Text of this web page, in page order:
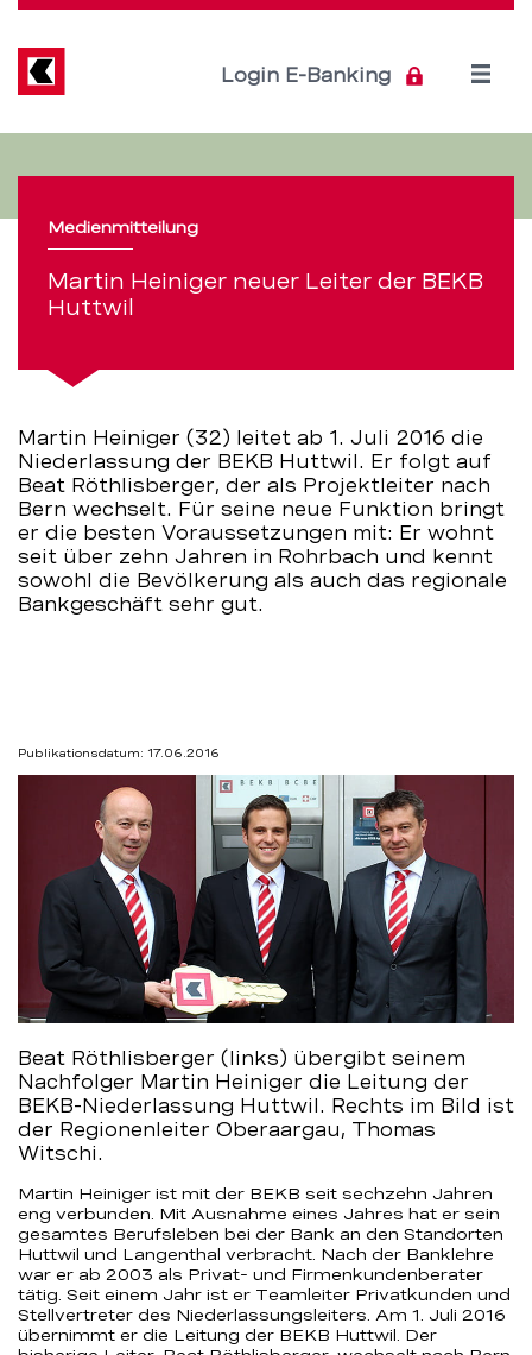
Heiniger
neuer
Leiter
der
BEKB
Huttwil
–
BEKB
Direkt
Inhalt
Login E-Banking
Open
Medienmitteilung
Martin Heiniger neuer Leiter der BEKB
Huttwil
Martin Heiniger (32) leitet ab 1. Juli 2016 die
Niederlassung der BEKB Huttwil. Er folgt auf
Beat Röthlisberger, der als Projektleiter nach
Bern wechselt. Für seine neue Funktion bringt
er die besten Voraussetzungen mit: Er wohnt
seit über zehn Jahren in Rohrbach und kennt
sowohl die Bevölkerung als auch das regionale
Bankgeschäft sehr gut.
Publikationsdatum: 17.06.2016
Beat Röthlisberger (links) übergibt seinem
Nachfolger Martin Heiniger die Leitung der
BEKB-Niederlassung Huttwil. Rechts im Bild ist
der Regionenleiter Oberaargau, Thomas
Witschi.
Martin Heiniger ist mit der BEKB seit sechzehn Jahren
eng verbunden. Mit Ausnahme eines Jahres hat er sein
gesamtes Berufsleben bei der Bank an den Standorten
Huttwil und Langenthal verbracht. Nach der Banklehre
war er ab 2003 als Privat- und Firmenkundenberater
tätig. Seit einem Jahr ist er Teamleiter Privatkunden und
Stellvertreter des Niederlassungsleiters. Am 1. Juli 2016
übernimmt er die Leitung der BEKB Huttwil. Der